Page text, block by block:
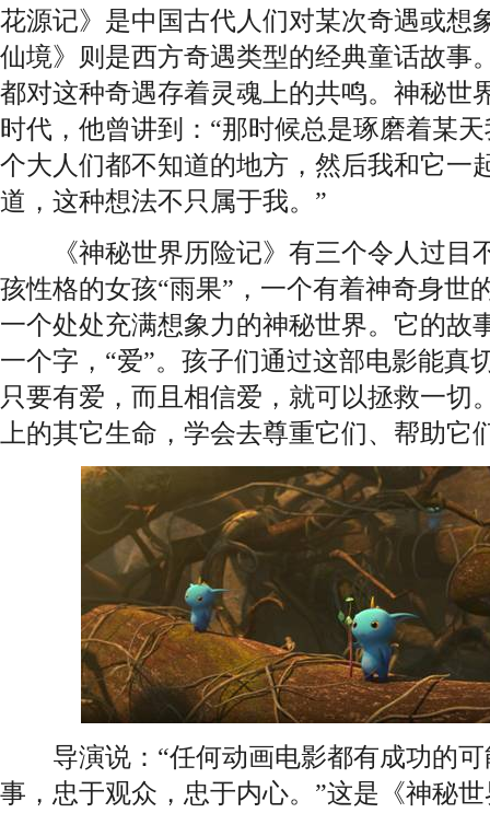
花源记》是中国古代人们对某次奇遇或想
仙境》则是西方奇遇类型的经典童话故事
都对这种奇遇存着灵魂上的共鸣。神秘世
时代，他曾讲到：“那时候总是琢磨着某
个大人们都不知道的地方，然后我和它一
道，这种想法不只属于我。”
《神秘世界历险记》有三个令人过目
孩性格的女孩“雨果”，一个有着神奇身世
一个处处充满想象力的神秘世界。它的故
一个字，“爱”。孩子们通过这部电影能真
只要有爱，而且相信爱，就可以拯救一切
上的其它生命，学会去尊重它们、帮助它
导演说：“任何动画电影都有成功的可
事，忠于观众，忠于内心。”这是《神秘